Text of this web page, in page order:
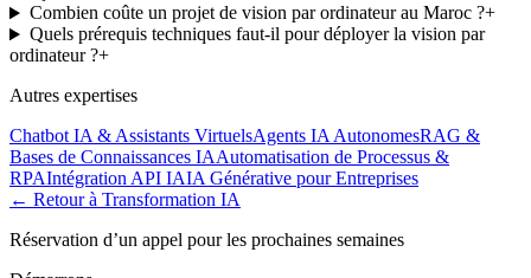
Combien coûte un projet de vision par ordinateur au Maroc ?+
Quels prérequis techniques faut-il pour déployer la vision par
ordinateur ?+
Autres expertises
Chatbot IA & Assistants VirtuelsAgents IA AutonomesRAG &
Bases de Connaissances IAAutomatisation de Processus &
RPAIntégration API IAIA Générative pour Entreprises
← Retour à Transformation IA
Réservation d’un appel pour les prochaines semaines